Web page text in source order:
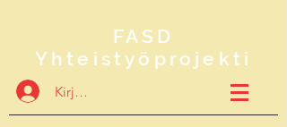
FASD
Yhteistyöprojekti
Kirjaudu